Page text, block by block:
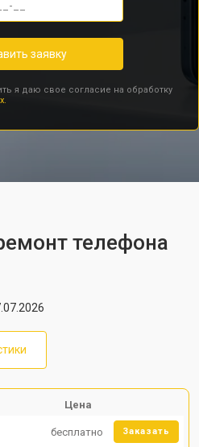
заявку
я даю свое согласие на обработку
телефона
Цена
бесплатно Заказать